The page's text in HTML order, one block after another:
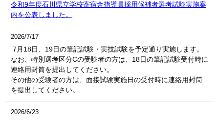
令和9年度石川県立学校寄宿舎指導員採用候補者選考試験実施案
内を公表しました。
2026/7/17
7月18日、19日の筆記試験・実技試験を予定通り実施します。
なお、特別選考区分Cの受験者の方は、18日の筆記試験受付時に
連絡用封筒を提出してください。
その他の受験者の方は、面接試験実施日の受付時に連絡用封筒
を提出してください。
2026/6/23